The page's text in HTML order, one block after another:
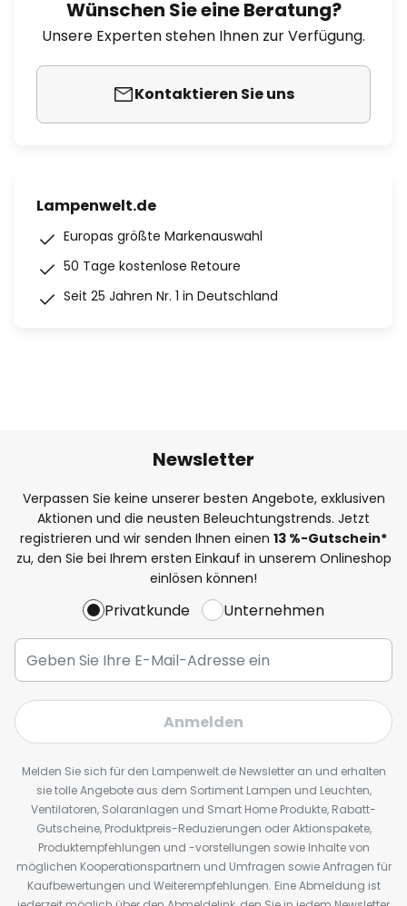
Wünschen Sie eine Beratung?
Unsere Experten stehen Ihnen zur Verfügung.
Kontaktieren Sie uns
Lampenwelt.de
Europas größte Markenauswahl
50 Tage kostenlose Retoure
Seit 25 Jahren Nr. 1 in Deutschland
Newsletter
Verpassen Sie keine unserer besten Angebote, exklusiven
Aktionen und die neusten Beleuchtungstrends. Jetzt
registrieren und wir senden Ihnen einen 13 %-Gutschein*
zu, den Sie bei Ihrem ersten Einkauf in unserem Onlineshop
einlösen können!
Privatkunde Unternehmen
Anmelden
Melden Sie sich für den Lampenwelt.de Newsletter an und erhalten
sie tolle Angebote aus dem Sortiment Lampen und Leuchten,
Ventilatoren, Solaranlagen und Smart Home Produkte, Rabatt-
Gutscheine, Produktpreis-Reduzierungen oder Aktionspakete,
Produktempfehlungen und -vorstellungen sowie Inhalte von
möglichen Kooperationspartnern und Umfragen sowie Anfragen für
Kaufbewertungen und Weiterempfehlungen. Eine Abmeldung ist